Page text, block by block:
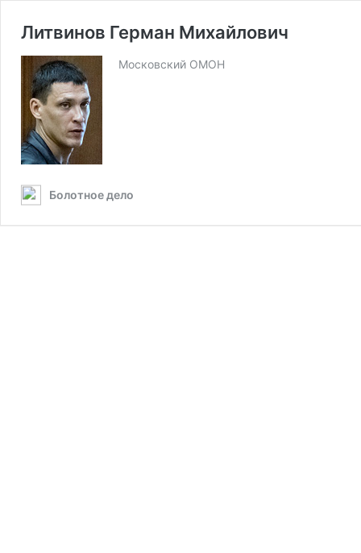
Литвинов Герман Михайлович
Московский ОМОН
Болотное дело